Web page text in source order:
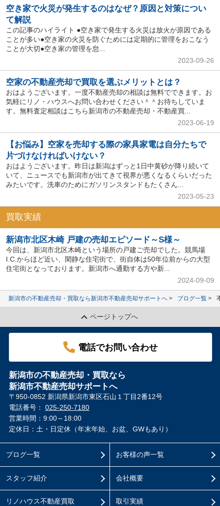
空き家で火災が発生するのはなぜ？原因と対策につい
て解説
この記事のハイライト ●空き家で発生する火災は放火が原因である
ことが多い●空き家の火災を防ぐためには定期的に管理をおこなう
ことが大切●空き家の管理を怠...
2023-09-26
空家の不動産売却で買取を選ぶメリットとは？
おはようございます。一度不動産売却の相談は無料でできます。お
気軽にリノ・ハウスへお問い合わせください＾＾お待ちしていま
す。無料査定相談はこちら新潟市の不動産売却・不動産買...
2023-06-19
【お悩み】空家を売却する際の家具家電は自分たちで
片づけなければいけない？
おはようございます。昨日は新潟はずっと1日中黄砂が降り続いて
いて、ニュースでも新潟市が出てきて視界が悪くなるくらいだった
みたいです。洗車のためにガソリンスタンドもたくさん...
2023-05-23
買取実績
新潟市北区木崎 戸建の売却エピソード～S様～
今回は、新潟市北区木崎という場所の戸建ご売却でした。競馬場
I.C.からほど近い、閑静な住宅街で、街自体は50年位前からの大型
住宅街となっております。新潟市へ通勤する方や新...
2024-09-09
新潟市の不動産売却・買取なら新潟市不動産売却サポートへ ブログ一覧
ページトップへ
電話でお問い合わせ
新潟市の不動産売却・買取なら
新潟市不動産売却サポートへ
〒950-0852 新潟県新潟市東区石山１丁目2番12号
電話番号： 025-250-7180
営業時間：9:00～18:00
定休日：土・日定休（年末年始、お盆、GWもあり）
ブログ一覧
スタッフ紹介
リノハウス不動産買取
お客様の声一覧
会社概要
取引実績